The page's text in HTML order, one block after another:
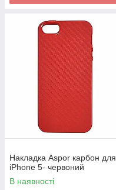
Накладка Aspor карбон для
iPhone 5- червоний
В наявності